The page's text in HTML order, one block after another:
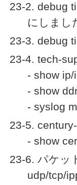
23-2. debug
にしまし
23-3. debug
23-4. tech-
- show
- show
- syslog
23-5.
- show
23-6. パケッ
udp/tcp/